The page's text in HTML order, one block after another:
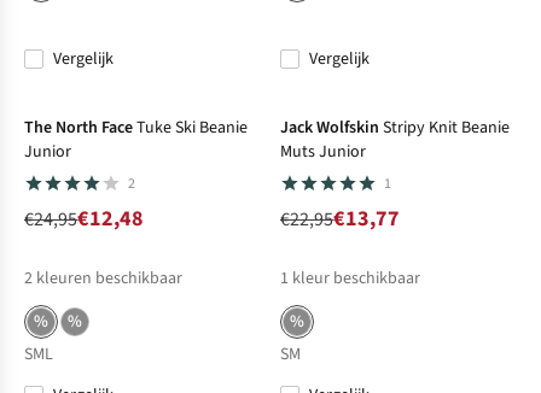
Vergelijk Vergelijk
The North FaceTuke Ski Beanie
Junior
2
€24,95€12,48
2 kleuren beschikbaar
%
%
SML
Jack Wolfskin Stripy Knit Beanie
Muts Junior
1
€22,95€13,77
1 kleur beschikbaar
%
SM